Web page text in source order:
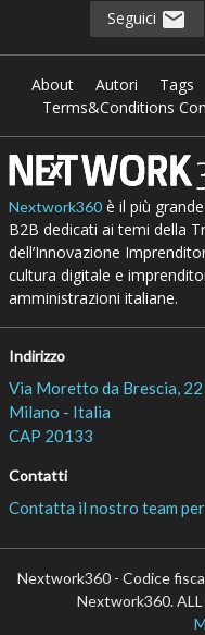
Seguici
About Autori Tags
Terms&Conditions
Nextwork360è il più
B2B dedicati ai temi della
dell’Innovazione
cultura digitale e
amministrazioni italiane.
Indirizzo
Via Moretto da Brescia, 22
Milano - Italia
CAP 20133
Contatti
Contatta il nostro team
Nextwork360 - Codice
Nextwork360. ALL